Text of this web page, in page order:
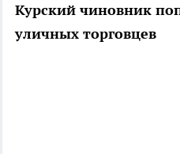
Курский чиновник
уличных торговцев